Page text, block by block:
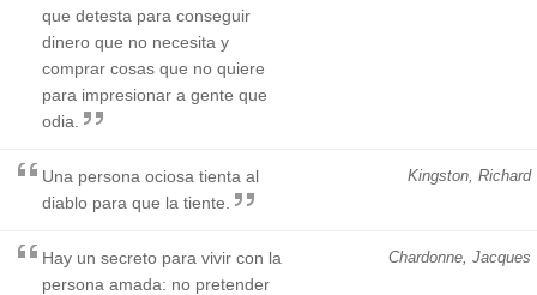
que detesta para conseguir
dinero que no necesita y
comprar cosas que no quiere
para impresionar a gente que
odia.
Kingston, Richard
Una persona ociosa tienta al
diablo para que la tiente.
Chardonne, Jacques
Hay un secreto para vivir con la
persona amada: no pretender